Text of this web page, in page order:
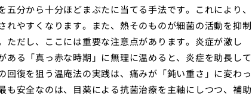
分から十分ほどまぶたに当てる手法です。これにより、
やすくなります。また、熱そのものが細菌の活動を抑制
だし、ここには重要な注意点があります。炎症が激し
る「真っ赤な時期」に無理に温めると、炎症を助長して
復を狙う温庵法の実践は、痛みが「鈍い重さ」に変わっ
安全なのは、目薬による抗菌治療を主軸にしつつ、補助